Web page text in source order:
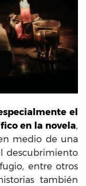
el
en la novela,
medio de una
descubrimiento
entre otros
también